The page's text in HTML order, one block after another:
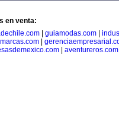
en venta:
guiamodas.com
|
| aventureros.com